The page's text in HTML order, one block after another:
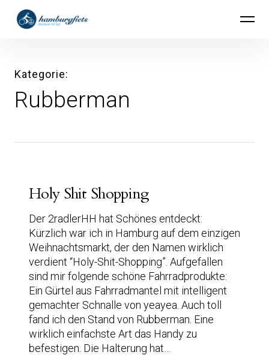
überspringen
hamburgfiets – Abenteuer mit Rad
Kategorie
Rubberman
Holy Shit Shopping
Der 2radlerHH hat Schönes entdeckt:
Kürzlich war ich in Hamburg auf dem einzigen
Weihnachtsmarkt, der den Namen wirklich
verdient “Holy-Shit-Shopping”. Aufgefallen
sind mir folgende schöne Fahrradprodukte:
Ein Gürtel aus Fahrradmantel mit intelligent
gemachter Schnalle von yeayea. Auch toll
fand ich den Stand von Rubberman. Eine
wirklich einfachste Art das Handy zu
befestigen. Die Halterung hat…